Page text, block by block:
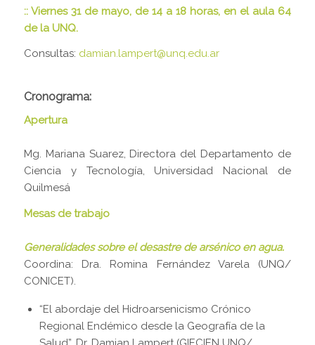
:: Viernes 31 de mayo, de 14 a 18 horas, en el aula 64
de la UNQ.
Consultas: damian.lampert@unq.edu.ar
Cronograma:
Apertura
Mg. Mariana Suarez, Directora del Departamento de
Ciencia y Tecnología, Universidad Nacional de
Quilmesá
Mesas de trabajo
Generalidades sobre el desastre de arsénico en agua.
Coordina: Dra. Romina Fernández Varela (UNQ/
CONICET).
“El abordaje del Hidroarsenicismo Crónico
Regional Endémico desde la Geografía de la